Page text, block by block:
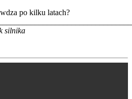
po kilku latach?
silnika